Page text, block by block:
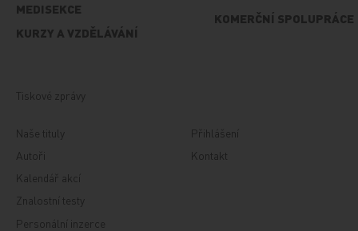
MEDISEKCE
KURZY A VZDĚLÁVÁNÍ
KOMERČNÍ SPOLUPRÁCE
Tiskové zprávy
Naše tituly
Autoři
Kalendář akcí
Znalostní testy
Personální inzerce
Přihlášení
Kontakt